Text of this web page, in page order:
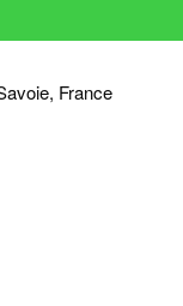
France